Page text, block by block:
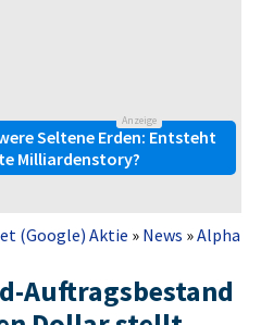
Anzeige
Seltene Erden: Entsteht
Milliardenstory?
(Google) Aktie » News »
Auftragsbestand